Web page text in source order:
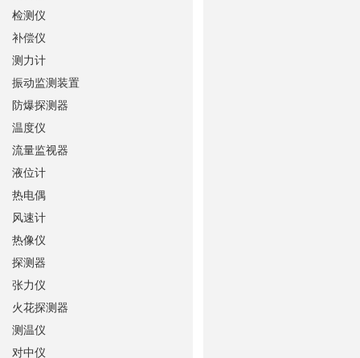
检测仪
补偿仪
测力计
振动监测装置
防爆探测器
温度仪
流量监视器
液位计
热电偶
风速计
热像仪
探测器
张力仪
火花探测器
测温仪
对中仪